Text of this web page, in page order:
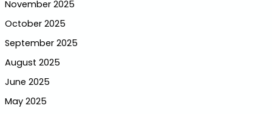
November 2025
October 2025
September 2025
August 2025
June 2025
May 2025